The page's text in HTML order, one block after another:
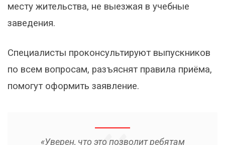
месту жительства, не выезжая в учебные
заведения.
Специалисты проконсультируют выпускников
по всем вопросам, разъяснят правила приёма,
помогут оформить заявление.
«Уверен, что это позволит ребятам